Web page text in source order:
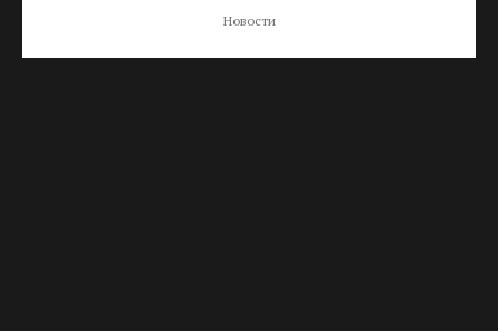
Новости